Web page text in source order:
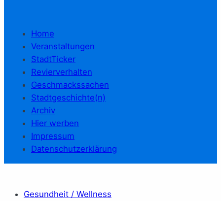
Home
Veranstaltungen
StadtTicker
Revierverhalten
Geschmackssachen
Stadtgeschichte(n)
Archiv
Hier werben
Impressum
Datenschutzerklärung
Gesundheit / Wellness